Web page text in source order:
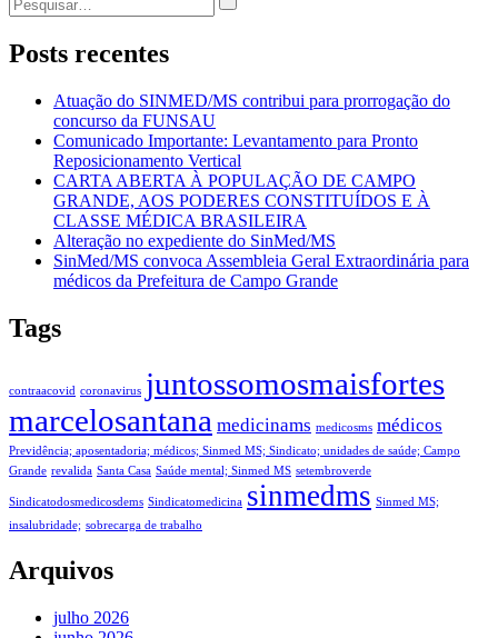
Post
por:
Posts recentes
Atuação do SINMED/MS contribui para prorrogação do
concurso da FUNSAU
Comunicado Importante: Levantamento para Pronto
Reposicionamento Vertical
CARTA ABERTA À POPULAÇÃO DE CAMPO
GRANDE, AOS PODERES CONSTITUÍDOS E À
CLASSE MÉDICA BRASILEIRA
Alteração no expediente do SinMed/MS
SinMed/MS convoca Assembleia Geral Extraordinária para
médicos da Prefeitura de Campo Grande
Tags
contraacovid coronavirus juntossomosmaisfortes
marcelosantana medicinams medicosms médicos
Previdência; aposentadoria; médicos; Sinmed MS; Sindicato; unidades de saúde; Campo
Grande revalida Santa Casa Saúde mental; Sinmed MS setembroverde
Sindicatodosmedicosdems Sindicatomedicina sinmedms Sinmed MS;
insalubridade; sobrecarga de trabalho
Arquivos
julho 2026